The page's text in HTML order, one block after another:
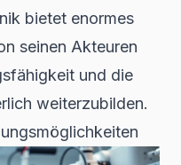
bietet enormes
seinen Akteuren
und die
weiterzubilden.